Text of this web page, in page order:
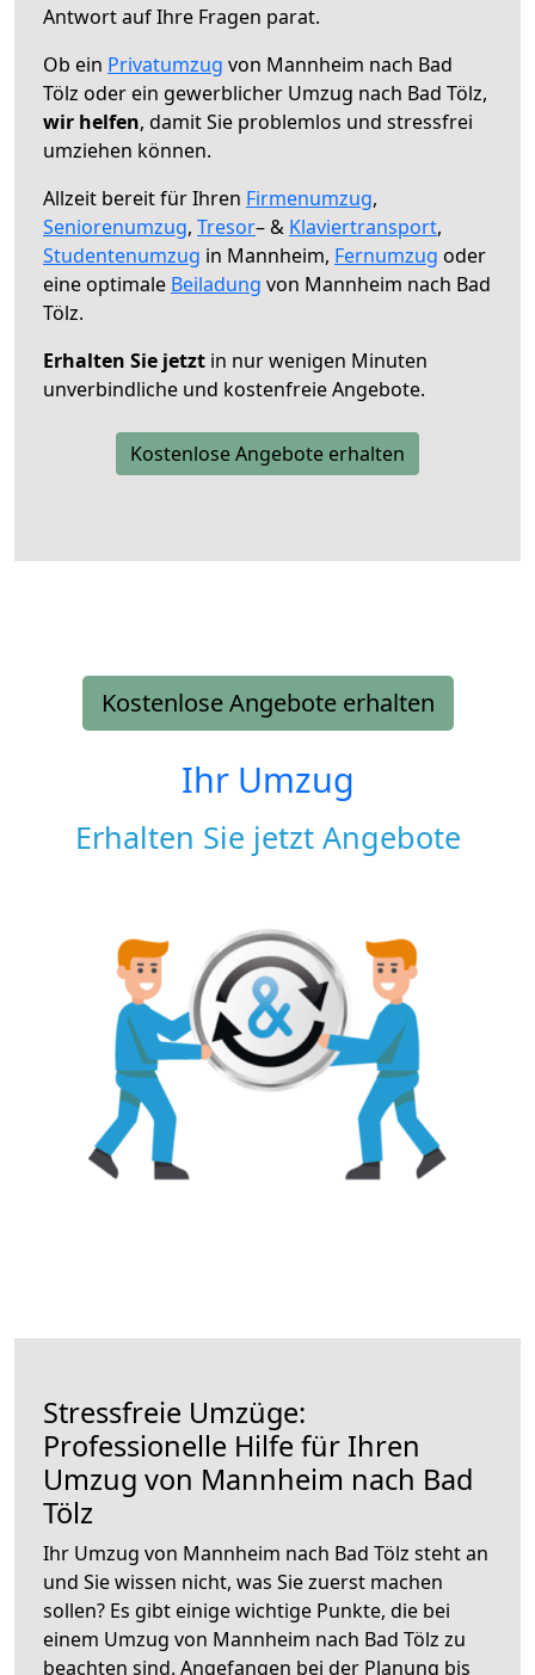
Antwort auf Ihre Fragen parat.
Ob ein Privatumzug von Mannheim nach Bad
Tölz oder ein gewerblicher Umzug nach Bad Tölz,
wir helfen, damit Sie problemlos und stressfrei
umziehen können.
Allzeit bereit für Ihren Firmenumzug,
Seniorenumzug, Tresor– & Klaviertransport,
Studentenumzug in Mannheim, Fernumzug oder
eine optimale Beiladung von Mannheim nach Bad
Tölz.
Erhalten Sie jetzt in nur wenigen Minuten
unverbindliche und kostenfreie Angebote.
Kostenlose Angebote erhalten
Kostenlose Angebote erhalten
Ihr Umzug
Erhalten Sie jetzt Angebote
Stressfreie Umzüge:
Professionelle Hilfe für Ihren
Umzug von Mannheim nach Bad
Tölz
Ihr Umzug von Mannheim nach Bad Tölz steht an
und Sie wissen nicht, was Sie zuerst machen
sollen? Es gibt einige wichtige Punkte, die bei
einem Umzug von Mannheim nach Bad Tölz zu
beachten sind. Angefangen bei der Planung bis